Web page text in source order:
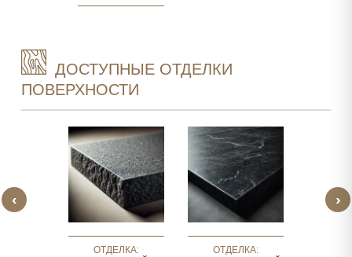
ДОСТУПНЫЕ ОТДЕЛКИ
ПОВЕРХНОСТИ
‹
ОТДЕЛКА:
ОТДЕЛКА:
›